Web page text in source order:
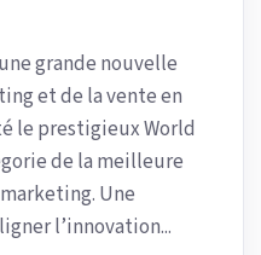
grande nouvelle
et de la vente en
le prestigieux World
de la meilleure
Une
l’innovation...